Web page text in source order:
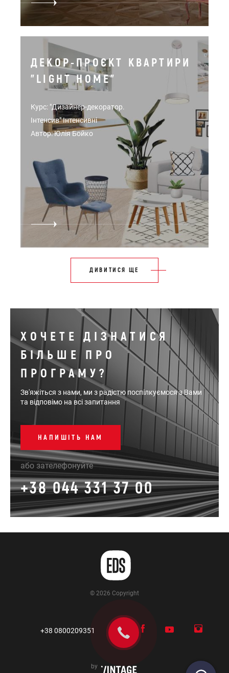
ДЕКОР-ПРОЄКТ КВАРТИРИ
"LIGHT HOME"
Курс: "Дизайнер-декоратор.
Інтенсив" Інтенсивні
Автор: Юлія Бойко
ДИВИТИСЯ ЩЕ
ХОЧЕТЕ ДІЗНАТИСЯ
БІЛЬШЕ ПРО
ПРОГРАМУ?
Зв'яжіться з нами, ми з радістю поспілкуємося з Вами
та відповімо на всі запитання
НАПИШІТЬ НАМ
або зателефонуйте
+38 044 331 37 00
© 2026 Copyright
+38 0800209351
by